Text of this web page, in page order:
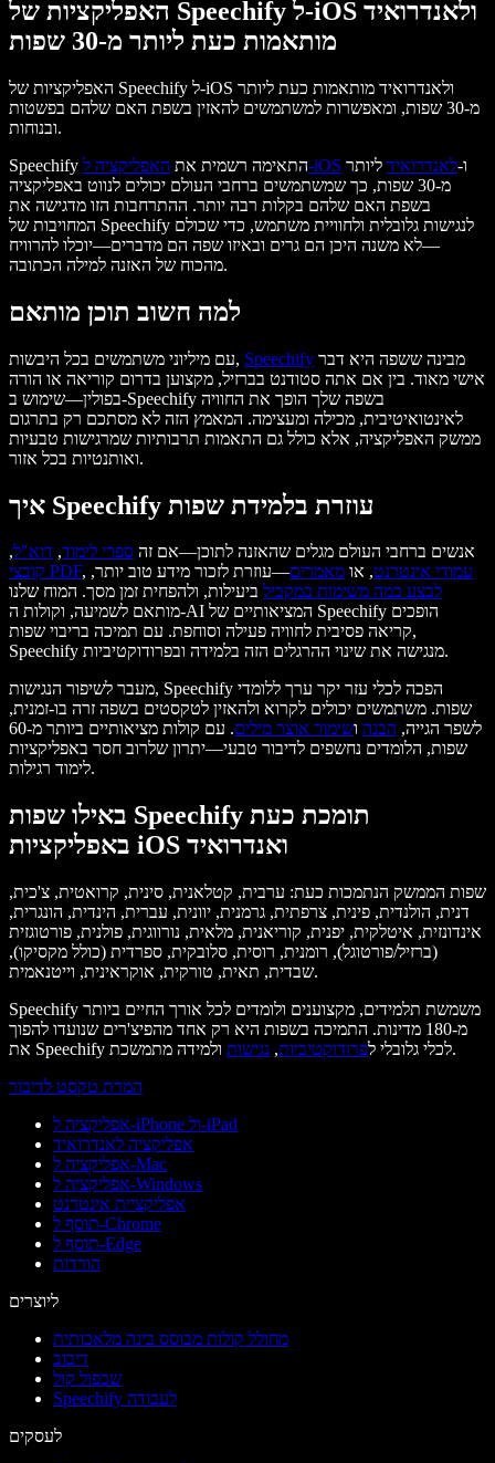
האפליקציות של Speechify ל-iOS ולאנדרואיד
מותאמות כעת ליותר מ-30 שפות
האפליקציות של Speechify ל-iOS ולאנדרואיד מותאמות כעת ליותר
מ-30 שפות, ומאפשרות למשתמשים להאזין בשפת האם שלהם בפשטות
ובנוחות.
Speechify התאימה רשמית אתהאפליקציה ל-iOS ו-לאנדרואיד ליותר
מ-30 שפות, כך שמשתמשים ברחבי העולם יכולים לנווט באפליקציה
בשפת האם שלהם בקלות רבה יותר. ההתרחבות הזו מדגישה את
המחויבות של Speechify לנגישות גלובלית ולחוויית משתמש, כדי שכולם
—לא משנה היכן הם גרים ובאיזו שפה הם מדברים—יוכלו להרוויח
מהכוח של האזנה למילה הכתובה.
למה חשוב תוכן מותאם
עם מיליוני משתמשים בכל היבשות, Speechify
אישי מאוד. בין אם אתה סטודנט בברזיל, מקצוען בדרום קוריאה או הורה
בפולין—שימוש ב-Speechify בשפה שלך הופך את החוויה
לאינטואיטיבית, מכילה ומעצימה. המאמץ הזה לא מסתכם רק בתרגום
ממשק האפליקציה, אלא כולל גם התאמות תרבותיות שמרגישות טבעיות
ואותנטיות בכל אזור.
איך Speechify עוזרת בלמידת שפות
אנשים ברחבי העולם מגלים שהאזנה לתוכן—אם זה ספרי לימוד, דוא"ל,
קובצי PDF, עמודי אינטרנט, או מאמרים—עוזרת לזכור מידע טוב יותר,
לבצע כמה משימות במקביל ביעילות, ולהפחית זמן מסך. המוח שלנו
מותאם לשמיעה, וקולות ה-AI המציאותיים של Speechify הופכים
קריאה פסיבית לחוויה פעילה וסוחפת. עם תמיכה בריבוי שפות,
Speechify מנגישה את שינוי ההרגלים הזה בלמידה ובפרודוקטיביות.
מעבר לשיפור הנגישות, Speechify הפכה לכלי עזר יקר ערך ללומדי
שפות. משתמשים יכולים לקרוא ולהאזין לטקסטים בשפה זרה בו-זמנית,
לשפר הגייה, הבנה ושימור אוצר מילים
. עם קולות מציאותיים ביותר מ-60
שפות, הלומדים נחשפים לדיבור טבעי—יתרון שלרוב חסר באפליקציות
לימוד רגילות.
באילו שפות Speechify תומכת כעת
באפליקציות iOS ואנדרואיד
שפות הממשק הנתמכות כעת: ערבית, קטלאנית, סינית, קרואטית, צ'כית,
דנית, הולנדית, פינית, צרפתית, גרמנית, יוונית, עברית, הינדית, הונגרית,
אינדונזית, איטלקית, יפנית, קוריאנית, מלאית, נורווגית, פולנית, פורטוגזית
(ברזיל/פורטוגל), רומנית, רוסית, סלובקית, ספרדית (כולל מקסיקו),
שבדית, תאית, טורקית, אוקראינית, וייטנאמית.
Speechify משמשת תלמידים, מקצוענים ולומדים לכל אורך החיים ביותר
מ-180 מדינות. התמיכה בשפות היא רק אחד מהפיצ'רים שנועדו להפוך
את Speechify לכלי גלובלי לפרודוקטיביות, נגישות
ולמידה מתמשכת.
המרת טקסט לדיבור
אפליקציה ל-iPhone ול-iPad
אפליקציה לאנדרואיד
אפליקציה ל-Mac
אפליקציה ל-Windows
אפליקציית אינטרנט
תוסף ל-Chrome
תוסף ל-Edge
הורדות
ליוצרים
מחולל קולות מבוסס בינה מלאכותית
דיבוב
שכפול קול
Speechify לעבודה
לעסקים